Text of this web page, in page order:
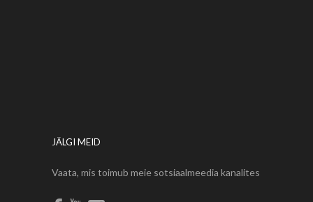
JÄLGI MEID
Vaata, mis toimub meie sotsiaalmeedia kanalites